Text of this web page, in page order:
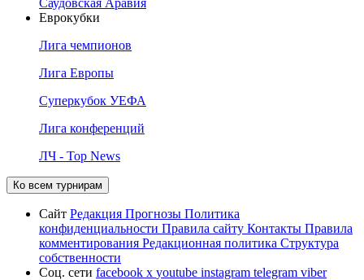
Саудовская Аравия
Еврокубки
Лига чемпионов
Лига Европы
Суперкубок УЕФА
Лига конференций
ЛЧ - Top News
Ко всем турнирам
Сайт Редакция Прогнозы Политика
конфиденциальности Правила сайту Контакты Правила
комментирования Редакционная политика Структура
собственности
Соц. сети facebook x youtube instagram telegram viber